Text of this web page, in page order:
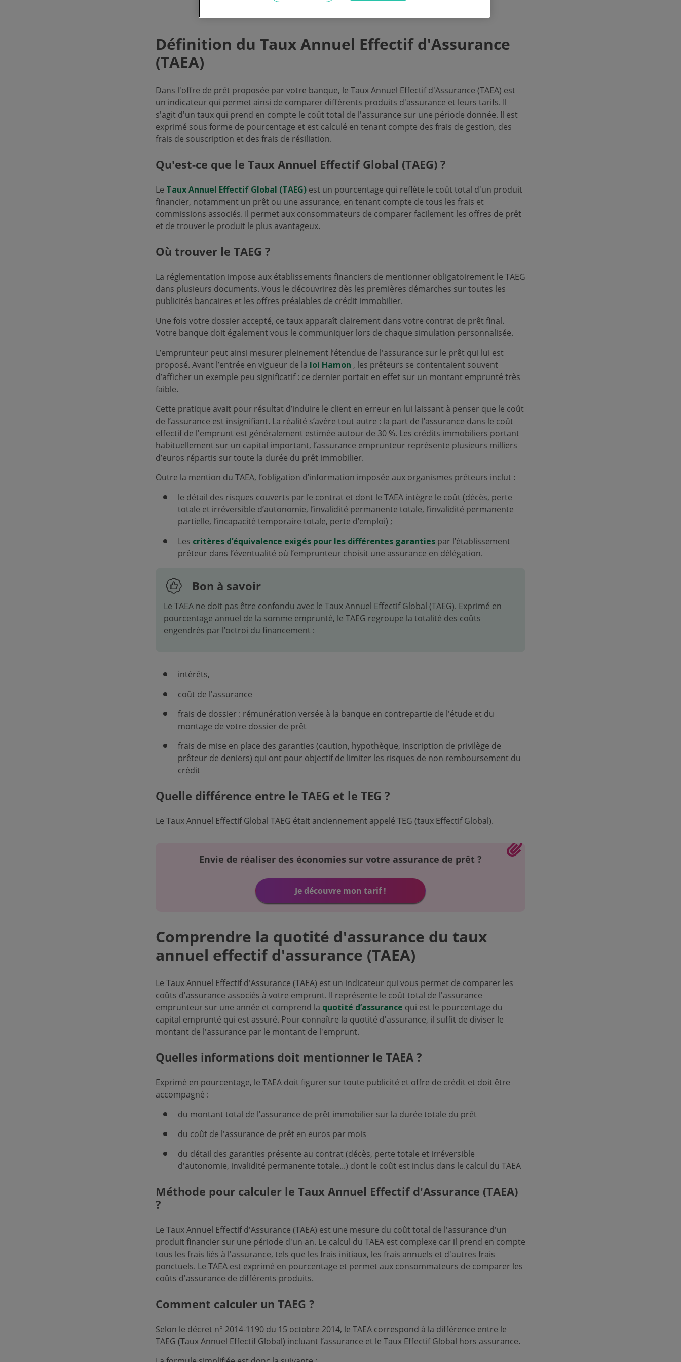
Définition du Taux Annuel Effectif d'Assurance
(TAEA)
Dans l'offre de prêt proposée par votre banque, le Taux Annuel Effectif d'Assurance (TAEA) est
un indicateur qui permet ainsi de comparer différents produits d'assurance et leurs tarifs. Il
s'agit d'un taux qui prend en compte le coût total de l'assurance sur une période donnée. Il est
exprimé sous forme de pourcentage et est calculé en tenant compte des frais de gestion, des
frais de souscription et des frais de résiliation.
Qu'est-ce que le Taux Annuel Effectif Global (TAEG) ?
Le Taux Annuel Effectif Global (TAEG) est un pourcentage qui reflète le coût total d'un produit
financier, notamment un prêt ou une assurance, en tenant compte de tous les frais et
commissions associés. Il permet aux consommateurs de comparer facilement les offres de prêt
et de trouver le produit le plus avantageux.
Où trouver le TAEG ?
La réglementation impose aux établissements financiers de mentionner obligatoirement le TAEG
dans plusieurs documents. Vous le découvrirez dès les premières démarches sur toutes les
publicités bancaires et les offres préalables de crédit immobilier.
Une fois votre dossier accepté, ce taux apparaît clairement dans votre contrat de prêt final.
Votre banque doit également vous le communiquer lors de chaque simulation personnalisée.
L’emprunteur peut ainsi mesurer pleinement l’étendue de l'assurance sur le prêt qui lui est
proposé. Avant l’entrée en vigueur de la loi Hamon , les prêteurs se contentaient souvent
d’afficher un exemple peu significatif : ce dernier portait en effet sur un montant emprunté très
faible.
Cette pratique avait pour résultat d’induire le client en erreur en lui laissant à penser que le coût
de l’assurance est insignifiant. La réalité s’avère tout autre : la part de l’assurance dans le coût
effectif de l'emprunt est généralement estimée autour de 30 %. Les crédits immobiliers portant
habituellement sur un capital important, l’assurance emprunteur représente plusieurs milliers
d’euros répartis sur toute la durée du prêt immobilier.
Outre la mention du TAEA, l’obligation d’information imposée aux organismes prêteurs inclut :
le détail des risques couverts par le contrat et dont le TAEA intègre le coût (décès, perte
totale et irréversible d’autonomie, l’invalidité permanente totale, l’invalidité permanente
partielle, l’incapacité temporaire totale, perte d’emploi) ;
Les critères d’équivalence exigés pour les différentes garanties par l’établissement
prêteur dans l’éventualité où l’emprunteur choisit une assurance en délégation.
Bon à savoir
Le TAEA ne doit pas être confondu avec le Taux Annuel Effectif Global (TAEG). Exprimé en
pourcentage annuel de la somme emprunté, le TAEG regroupe la totalité des coûts
engendrés par l’octroi du financement :
intérêts,
coût de l'assurance
frais de dossier : rémunération versée à la banque en contrepartie de l'étude et du
montage de votre dossier de prêt
frais de mise en place des garanties (caution, hypothèque, inscription de privilège de
prêteur de deniers) qui ont pour objectif de limiter les risques de non remboursement du
crédit
Quelle différence entre le TAEG et le TEG ?
Le Taux Annuel Effectif Global TAEG était anciennement appelé TEG (taux Effectif Global).
Envie de réaliser des économies sur votre assurance de prêt ?
Je découvre mon tarif !
Comprendre la quotité d'assurance du taux
annuel effectif d'assurance (TAEA)
Le Taux Annuel Effectif d'Assurance (TAEA) est un indicateur qui vous permet de comparer les
coûts d'assurance associés à votre emprunt. Il représente le coût total de l'assurance
emprunteur sur une année et comprend la quotité d’assurance qui est le pourcentage du
capital emprunté qui est assuré. Pour connaître la quotité d'assurance, il suffit de diviser le
montant de l'assurance par le montant de l'emprunt.
Quelles informations doit mentionner le TAEA ?
Exprimé en pourcentage, le TAEA doit figurer sur toute publicité et offre de crédit et doit être
accompagné :
du montant total de l'assurance de prêt immobilier sur la durée totale du prêt
du coût de l'assurance de prêt en euros par mois
du détail des garanties présente au contrat (décès, perte totale et irréversible
d'autonomie, invalidité permanente totale...) dont le coût est inclus dans le calcul du TAEA
Méthode pour calculer le Taux Annuel Effectif d'Assurance (TAEA)
?
Le Taux Annuel Effectif d'Assurance (TAEA) est une mesure du coût total de l'assurance d'un
produit financier sur une période d'un an. Le calcul du TAEA est complexe car il prend en compte
tous les frais liés à l'assurance, tels que les frais initiaux, les frais annuels et d'autres frais
ponctuels. Le TAEA est exprimé en pourcentage et permet aux consommateurs de comparer les
coûts d'assurance de différents produits.
Comment calculer un TAEG ?
Selon le décret n° 2014-1190 du 15 octobre 2014, le TAEA correspond à la différence entre le
TAEG (Taux Annuel Effectif Global) incluant l’assurance et le Taux Effectif Global hors assurance.